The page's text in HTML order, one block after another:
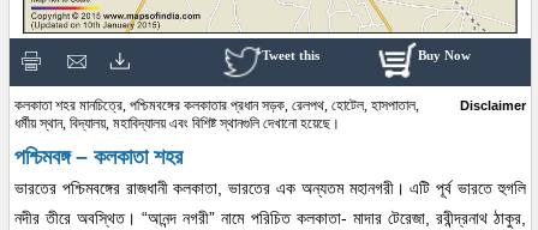
Buy Now
Tweet this
কলকাতা শহর মানচিত্রে, পশ্চিমবঙ্গের কলকাতার প্রধান সড়ক, রেলপথ, হোটেল, হাসপাতাল,
ধর্মীয় স্থান, বিদ্যালয়, মহাবিদ্যালয় এবং বিশিষ্ট স্থানগুলি দেখানো হয়েছে।
Disclaimer
পশ্চিমবঙ্গ – কলকাতা শহর
ভারতের পশ্চিমবঙ্গের রাজধানী কলকাতা, ভারতের এক অন্যতম মহানগরী। এটি পূর্ব ভারতে হুগলি
নদীর তীরে অবস্থিত। “আনন্দ নগরী” নামে পরিচিত কলকাতা- মাদার টেরেজা, রবীন্দ্রনাথ ঠাকুর,